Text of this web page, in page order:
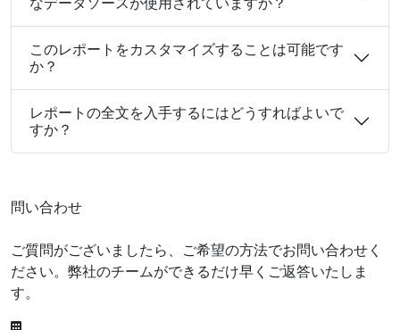
このレポートをカスタマイズすることは可能です
か？
レポートの全文を入手するにはどうすればよいで
すか？
問い合わせ
ご質問がございましたら、ご希望の方法でお問い合わせく
ださい。弊社のチームができるだけ早くご返答いたしま
す。